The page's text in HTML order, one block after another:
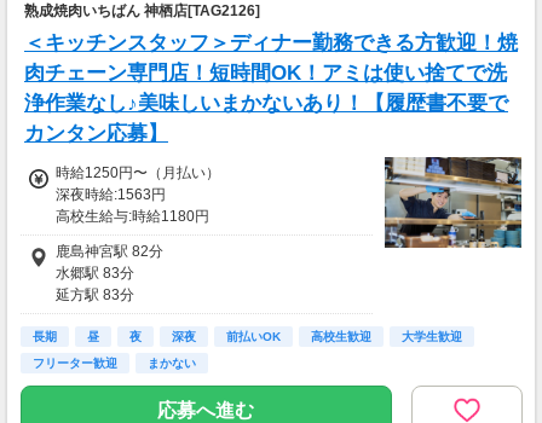
熟成焼肉いちばん 神栖店[TAG2126]
＜キッチンスタッフ＞ディナー勤務できる方歓迎！焼
肉チェーン専門店！短時間OK！アミは使い捨てで洗
浄作業なし♪美味しいまかないあり！【履歴書不要で
カンタン応募】
時給1250円〜（月払い）
深夜時給:1563円
高校生給与:時給1180円
■一般：時給1250円〜
■22時以降：時給1563円〜
■高校生(18歳未満)：時給1180円〜
早朝(5〜8時)手当：時給100円UP、土日祝：時
※頑張り次第で時給UPします！
※交通費規定支給
鹿島神宮駅 82分
水郷駅 83分
延方駅 83分
小見川駅 93分
十二橋駅 102分
長期 昼 夜 深夜 前払いOK 高校生歓迎
大学生歓迎
フリーター歓迎
まかない
応募へ進む